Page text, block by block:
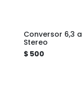
Conversor 6,3 a
Stereo
$ 500